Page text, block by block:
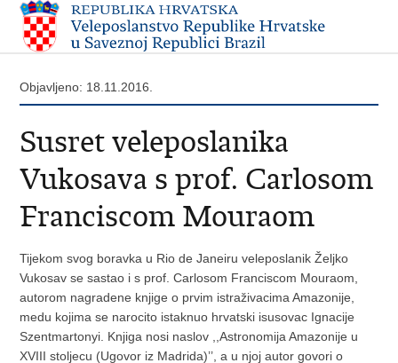
Objavljeno: 18.11.2016.
Susret veleposlanika
Vukosava s prof. Carlosom
Franciscom Mouraom
Tijekom svog boravka u Rio de Janeiru veleposlanik Željko
Vukosav se sastao i s prof. Carlosom Franciscom Mouraom,
autorom nagradene knjige o prvim istraživacima Amazonije,
medu kojima se narocito istaknuo hrvatski isusovac Ignacije
Szentmartonyi. Knjiga nosi naslov ,,Astronomija Amazonije u
XVIII stoljecu (Ugovor iz Madrida)’’, a u njoj autor govori o